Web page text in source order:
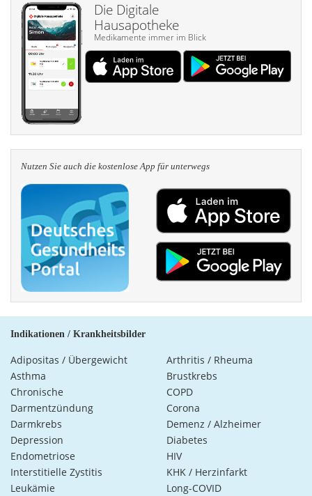
Die Digitale
Hausapotheke
Medikamente immer im Blick
Nutzen Sie auch die kosten­lose App für unterwegs
Indikationen / Krankheitsbilder
Adipositas / Übergewicht
Arthritis / Rheuma
Asthma
Brustkrebs
Chronische
Darmentzündung
COPD
Corona
Darmkrebs
Demenz / Alzheimer
Depression
Diabetes
Endometriose
HIV
Interstitielle Zystitis
KHK / Herzinfarkt
Leukämie
Long-COVID